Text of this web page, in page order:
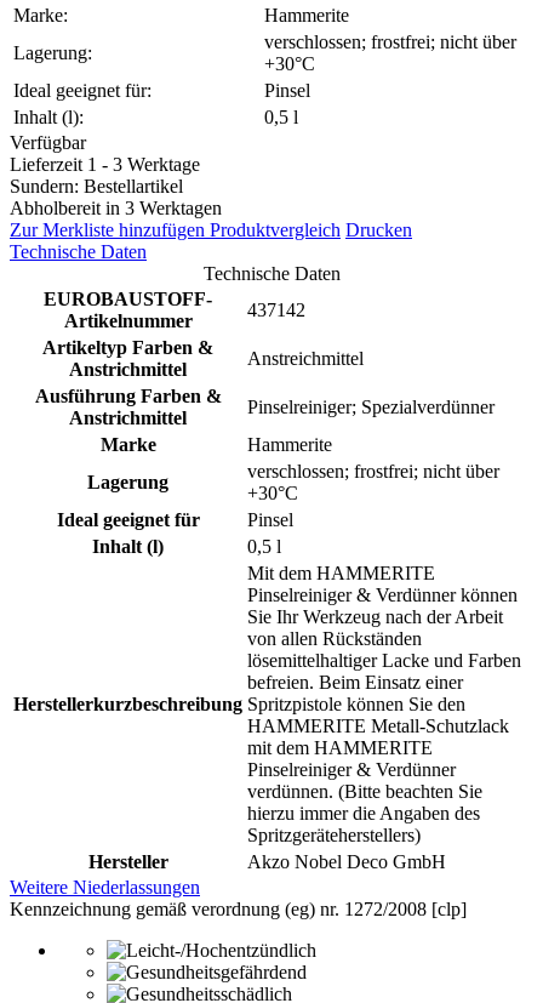
Marke:
Hammerite
Lagerung:
verschlossen; frostfrei; nicht über
+30°C
Ideal geeignet für:
Pinsel
Inhalt (l):
0,5 l
Verfügbar
Lieferzeit 1 - 3 Werktage
Sundern: Bestellartikel
Abholbereit in 3 Werktagen
Zur Merkliste hinzufügen Produktvergleich Drucken
Technische Daten
Technische Daten
EUROBAUSTOFF-
Artikelnummer
437142
Artikeltyp Farben &
Anstrichmittel
Anstreichmittel
Ausführung Farben &
Anstrichmittel
Pinselreiniger; Spezialverdünner
Marke
Hammerite
Lagerung
verschlossen; frostfrei; nicht über
+30°C
Ideal geeignet für
Pinsel
Inhalt (l)
0,5 l
Herstellerkurzbeschreibung
Mit dem HAMMERITE
Pinselreiniger & Verdünner können
Sie Ihr Werkzeug nach der Arbeit
von allen Rückständen
lösemittelhaltiger Lacke und Farben
befreien. Beim Einsatz einer
Spritzpistole können Sie den
HAMMERITE Metall-Schutzlack
mit dem HAMMERITE
Pinselreiniger & Verdünner
verdünnen. (Bitte beachten Sie
hierzu immer die Angaben des
Spritzgeräteherstellers)
Hersteller
Akzo Nobel Deco GmbH
Weitere Niederlassungen
Kennzeichnung gemäß verordnung (eg) nr. 1272/2008 [clp]